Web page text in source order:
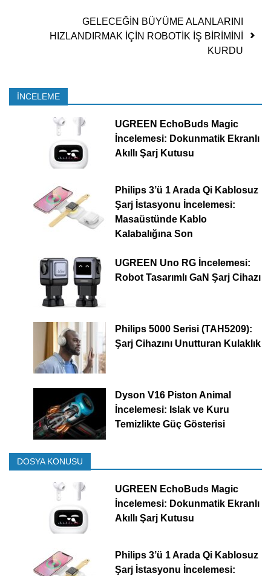
GELECEĞİN BÜYÜME ALANLARINI
HIZLANDIRMAK İÇİN ROBOTİK İŞ BİRİMİNİ
KURDU
İNCELEME
UGREEN EchoBuds Magic
İncelemesi: Dokunmatik Ekranlı
Akıllı Şarj Kutusu
Philips 3’ü 1 Arada Qi Kablosuz
Şarj İstasyonu İncelemesi:
Masaüstünde Kablo
Kalabalığına Son
UGREEN Uno RG İncelemesi:
Robot Tasarımlı GaN Şarj Cihazı
Philips 5000 Serisi (TAH5209):
Şarj Cihazını Unutturan Kulaklık
Dyson V16 Piston Animal
İncelemesi: Islak ve Kuru
Temizlikte Güç Gösterisi
DOSYA KONUSU
UGREEN EchoBuds Magic
İncelemesi: Dokunmatik Ekranlı
Akıllı Şarj Kutusu
Philips 3’ü 1 Arada Qi Kablosuz
Şarj İstasyonu İncelemesi: